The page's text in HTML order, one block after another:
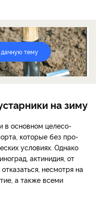
дачную тему
на зиму
в основном целесо­
которые без про­
условиях. Однако
актинидия, от
несмот­ря на
а также всеми